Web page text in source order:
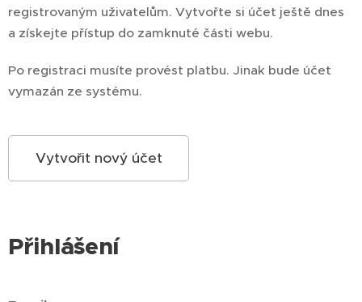
registrovaným uživatelům. Vytvořte si účet ještě dnes
a získejte přístup do zamknuté části webu.
Po registraci musíte provést platbu. Jinak bude účet
vymazán ze systému.
Vytvořit nový účet
Přihlášení